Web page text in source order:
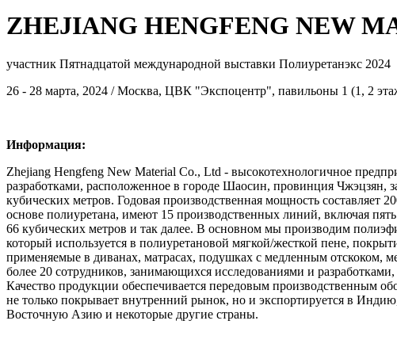
ZHEJIANG HENGFENG NEW
участник Пятнадцатой международной выставки Полиуретанэкс 2024
26 - 28 марта, 2024 / Москва, ЦВК "Экспоцентр", павильоны 1 (1, 2
Информация:
Zhejiang Hengfeng New Material Co., Ltd - высокотехнологичное
разработками, расположенное в городе Шаосин, провинция Чжэцзян,
кубических метров. Годовая производственная мощность
основе полиуретана, имеют 15 производственных линий, включая
66 кубических метров и так далее. В основном мы производим
который используется в полиуретановой мягкой/жесткой пене,
применяемые в диванах, матрасах, подушках с медленным отскоком,
более 20 сотрудников, занимающихся исследованиями и
Качество продукции обеспечивается передовым производственным
не только покрывает внутренний рынок, но и экспортируется в
Восточную Азию и некоторые другие страны.